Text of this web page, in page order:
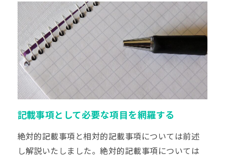
記載事項として必要な項目を網羅する
絶対的記載事項と相対的記載事項については前述
し解説いたしました。絶対的記載事項については